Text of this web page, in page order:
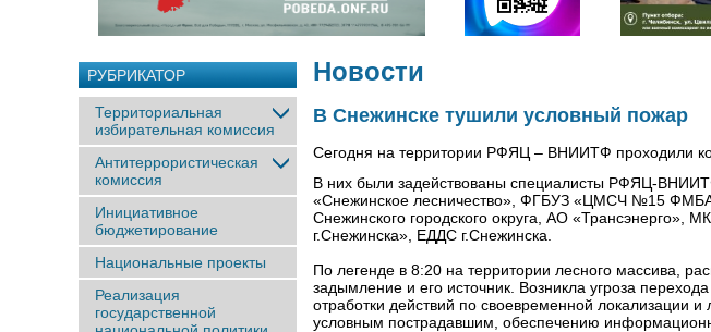
РУБРИКАТОР
Территориальная
избирательная комиссия
Антитеррористическая
комиссия
Инициативное
бюджетирование
Национальные проекты
Реализация
государственной
Новости
В Снежинске тушили условный пожар
Сегодня на территории РФЯЦ – ВНИИТФ проходили
В них были задействованы специалисты РФЯЦ-
«Снежинское лесничество», ФГБУЗ «ЦМСЧ №15 ФМБА
Снежинского городского округа, АО «Трансэнерго»,
г.Снежинска», ЕДДС г.Снежинска.
По легенде в 8:20 на территории лесного массива,
задымление и его источник. Возникла угроза
отработки действий по своевременной локализации
условным пострадавшим, обеспечению